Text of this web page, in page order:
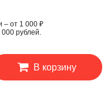
– от 1 000 ₽
рублей.
В корзину